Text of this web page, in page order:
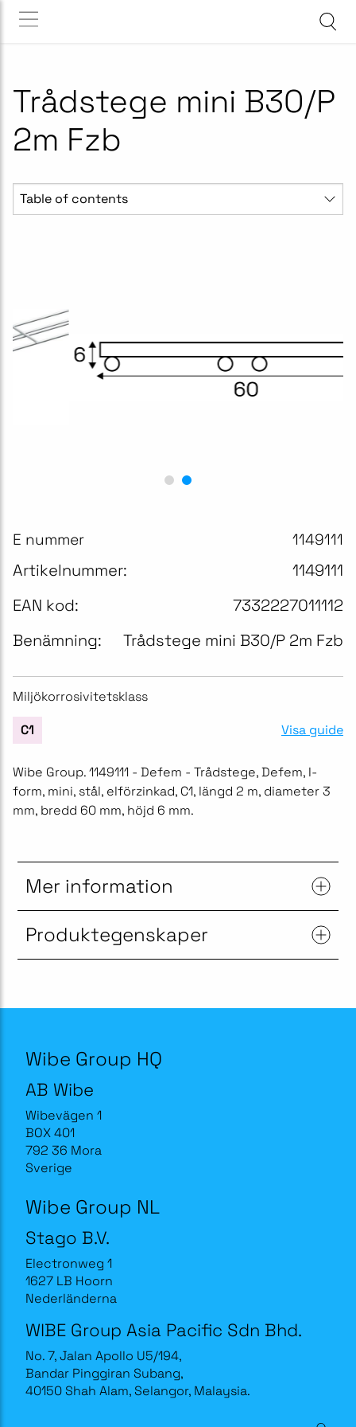
Trådstege mini B30/P
2m Fzb
Table of contents
E nummer 1149111
Artikelnummer:
1149111
EAN kod:
7332227011112
Benämning:
Trådstege mini B30/P 2m Fzb
Miljökorrosivitetsklass
C1 Visa guide
Wibe Group. 1149111 - Defem - Trådstege, Defem, I-
form, mini, stål, elförzinkad, C1, längd 2 m, diameter 3
mm, bredd 60 mm, höjd 6 mm.
Mer information
Produktegenskaper
Wibe Group HQ
AB Wibe
Wibevägen 1
BOX 401
792 36 Mora
Sverige
Wibe Group NL
Stago B.V.
Electronweg 1
1627 LB Hoorn
Nederländerna
WIBE Group Asia Pacific Sdn Bhd.
No. 7, Jalan Apollo U5/194,
Bandar Pinggiran Subang,
40150 Shah Alam, Selangor, Malaysia.